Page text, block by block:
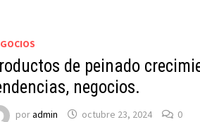
de peinado
negocios.
poradmin octubre 23, 2024 0